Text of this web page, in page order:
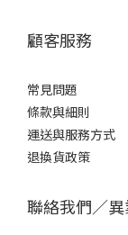
顧客服務
常見問題
條款與細則
運送與服務方式
退換貨政策
聯絡我們／